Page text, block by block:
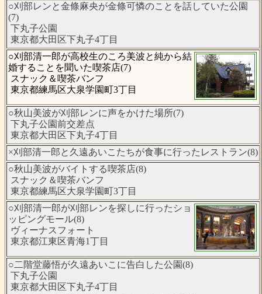
○刈部レンと金條麻央が金條可憐のことを話していた公園
(7)
下丸子公園
東京都大田区下丸子4丁目
○刈部清一郎が高校生のころ美波と純から結
婚することを聞いた喫茶店(7)
スナック＆喫茶バンフ
東京都練馬区大泉学園町3丁目
○秋山美波が刈部レンに声をかけた場所(7)
下丸子公園前交差点
東京都大田区下丸子4丁目
×刈部清一郎と久遠あいこたちが食事に行ったレストラン(8)
○秋山美波がバイトする喫茶店(8)
スナック＆喫茶バンフ
東京都練馬区大泉学園町3丁目
○刈部清一郎が刈部レンを探しに行ったショ
ッピングモール(8)
ヴィーナスフォート
東京都江東区青海1丁目
○二階堂藤悟が久遠あいこに告白した公園(8)
下丸子公園
東京都大田区下丸子4丁目